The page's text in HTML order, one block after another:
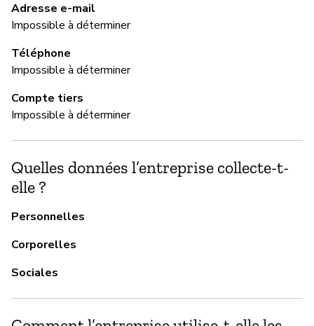
Adresse e-mail
Impossible à déterminer
Téléphone
Impossible à déterminer
Compte tiers
Impossible à déterminer
Quelles données l’entreprise collecte-t-
elle ?
Personnelles
Corporelles
Sociales